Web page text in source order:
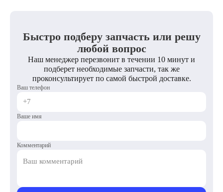
Быстро подберу запчасть или решу
любой вопрос
Наш менеджер перезвонит в течении 10 минут и
подберет необходимые запчасти, так же
проконсультирует по самой быстрой доставке.
Ваш телефон
Ваше имя
Комментарий